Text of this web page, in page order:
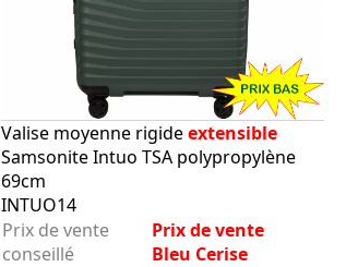
Valise moyenne rigideextensible
Samsonite Intuo TSA polypropylène
69cm
INTUO14
Prix de vente
conseillé
Prix de vente
Bleu Cerise